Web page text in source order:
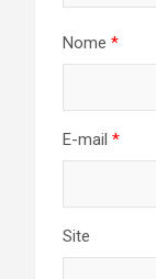
Nome *
E-mail *
Site